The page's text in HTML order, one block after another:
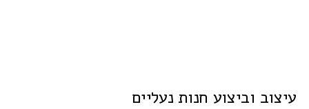
עיצוב וביצוע חנות נעליים